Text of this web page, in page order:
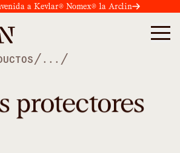
a Kevlar® Nomex® la Arclin
/ ... /
protectores